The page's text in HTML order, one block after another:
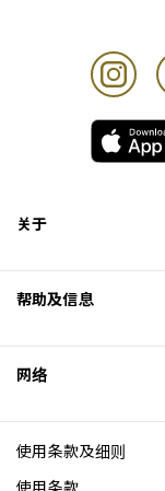
关于
Excellence Awards
博客
帮助及信息
网络
使用条款及细则